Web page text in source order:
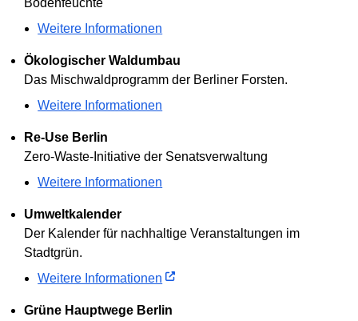
Weitere Informationen
Ökologischer Waldumbau
Das Mischwaldprogramm der Berliner Forsten.
Weitere Informationen
Re-Use Berlin
Zero-Waste-Initiative der Senatsverwaltung
Weitere Informationen
Umweltkalender
Der Kalender für nachhaltige Veranstaltungen im
Stadtgrün.
Weitere Informationen
Grüne Hauptwege Berlin